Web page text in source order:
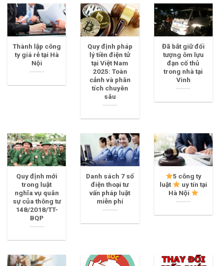
Thành lập công
ty giá rẻ tại Hà
Nội
Quy định pháp
lý tiền điện tử
tại Việt Nam
2025: Toàn
cảnh và phân
tích chuyên
sâu
Đã bắt giữ đối
tượng ôm lựu
đạn cố thủ
trong nhà tại
Vinh
Quy định mới
trong luật
nghĩa vụ quân
sự của thông tư
148/2018/TT-
BQP
Danh sách 7 số
điện thoại tư
vấn pháp luật
miễn phí
5 công ty
luật
uy tín tại
Hà Nội